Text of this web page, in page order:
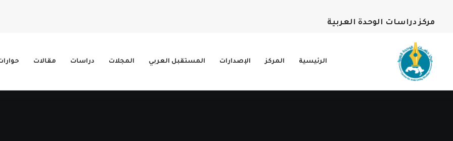
مركز دراسات الوحدة العربية
الرئيسية المركز الإصدارات المستقبل العربي المجلات دراسات مقالات